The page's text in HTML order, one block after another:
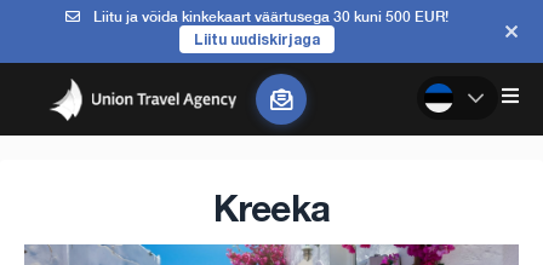
Liitu ja võida kinkekaart väärtusega 30 kuni 500 EUR!
Liitu uudiskirjaga
Kreeka